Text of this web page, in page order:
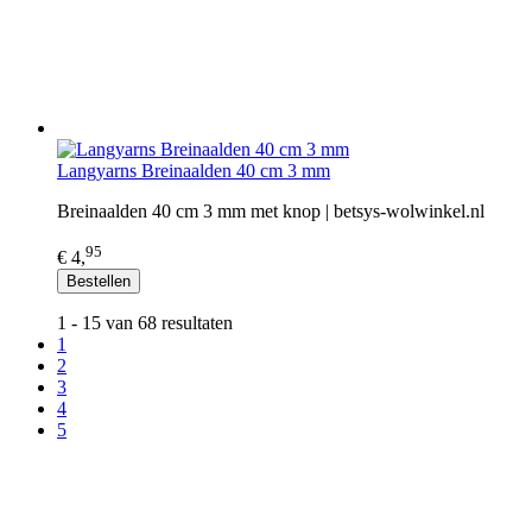
Langyarns Breinaalden 40 cm 3 mm
Breinaalden 40 cm 3 mm met knop | betsys-wolwinkel.nl
€ 4,95
Bestellen
1 - 15 van 68 resultaten
1
2
3
4
5